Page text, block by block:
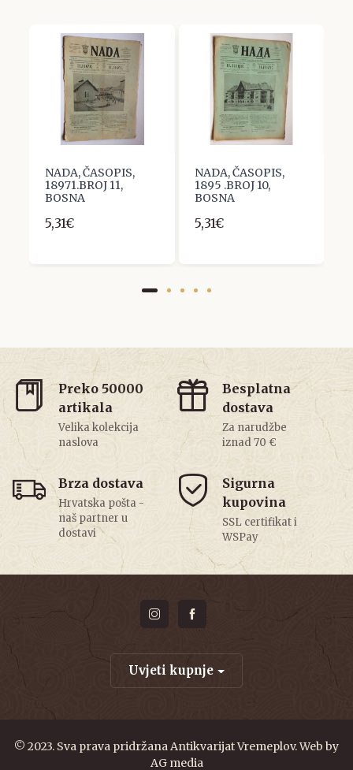
NADA, ČASOPIS,
18971.BROJ 11,
BOSNA
5,31€
NADA, ČASOPIS,
1895 .BROJ 10,
BOSNA
5,31€
Preko 50000
artikala
Velika kolekcija
naslova
Besplatna
dostava
Za narudžbe
iznad 70 €
Brza dostava
Hrvatska pošta -
naš partner u
dostavi
Sigurna
kupovina
SSL certifikat i
WSPay
Uvjeti kupnje
© 2023. Sva prava pridržana Antikvarijat Vremeplov. Web by
AG media